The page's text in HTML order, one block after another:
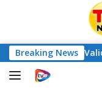
Breaking News
oleh BPS